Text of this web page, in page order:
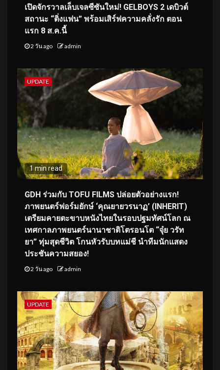
เปิดจักรวาลเล็บเจลซีซันใหม่! GELBOYS 2 เดบิวต์
สถานะ “ติ่งแฟน” พร้อมเสิร์ฟความคลั่งรัก ตอน
แรก 8 ส.ค.นี้
2 วัน ago admin
UPDATE
1 min read
GDH ร่วมกับ TOFU FILMS ปล่อยตัวอย่างแรก!
ภาพยนตร์ฟอร์มยักษ์ ‘คุณยายวรนาฏ’ (INHERIT)
เตรียมคายตะขาบหนังไทยในรอบปฐมทัศน์โลก ณ
เทศกาลภาพยนตร์นานาชาติโตรอนโต “จุ๋ย วรัท
ยา” ทุ่มสุดชีวิต โกนหัวรับบทแม่ชี นำทีมนักแสดง
ประชันความสยอง!
2 วัน ago admin
UPDATE